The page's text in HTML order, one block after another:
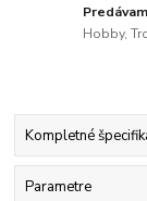
Hobby,
Kompletné
Parametre